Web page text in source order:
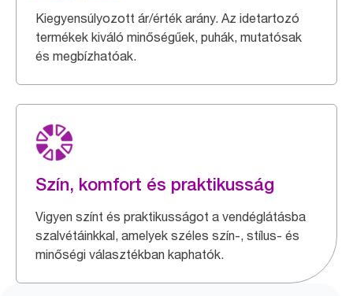
Kiegyensúlyozott ár/érték arány. Az idetartozó
termékek kiváló minőségűek, puhák, mutatósak
és megbízhatóak.
Szín, komfort és praktikusság
Vigyen színt és praktikusságot a vendéglátásba
szalvétáinkkal, amelyek széles szín-, stílus- és
minőségi választékban kaphatók.